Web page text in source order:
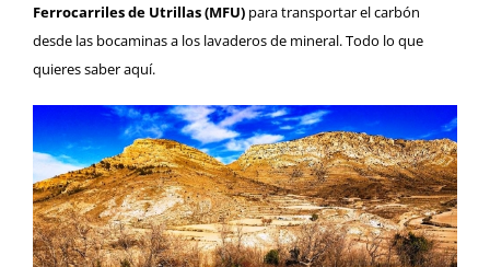
Ferrocarriles de Utrillas (MFU) para transportar el carbón
desde las bocaminas a los lavaderos de mineral. Todo lo que
quieres saberaquí.